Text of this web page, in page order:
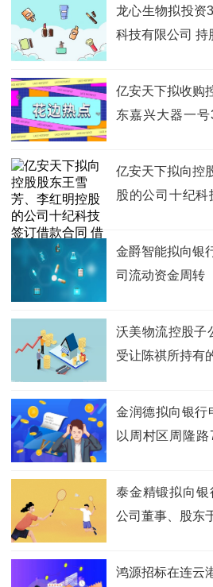
龙心生物拟投资
科技有限公司 持
亿安天下拟收购
东嘉兴大器一
亿安天下拟向控
股的公司十纪
金爵智能拟向银
司流动资金周转
沃美物流控股子
受让陈祺所持有
金润德拟向银行
以周村区周隆
泰金精锻拟向银
公司董事、股东
鸿源招标在连云